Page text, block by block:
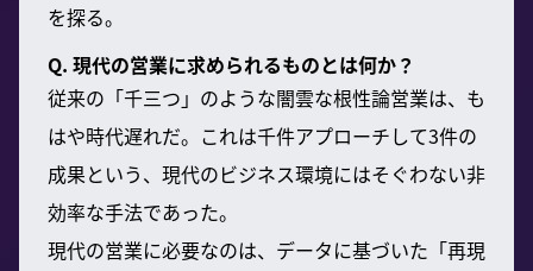
を探る。
Q. 現代の営業に求められるものとは何か？
従来の「千三つ」のような闇雲な根性論営業は、も
はや時代遅れだ。これは千件アプローチして3件の
成果という、現代のビジネス環境にはそぐわない非
効率な手法であった。
現代の営業に必要なのは、データに基づいた「再現